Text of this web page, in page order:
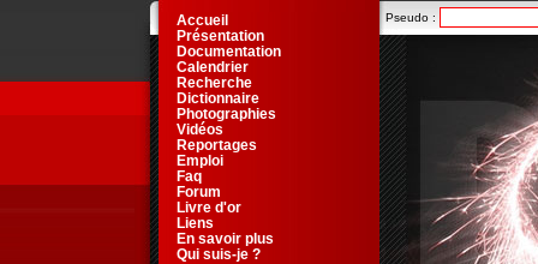
Pseudo :
Accueil
Présentation
Documentation
Calendrier
Recherche
Dictionnaire
Photographies
Vidéos
Reportages
Emploi
Faq
Forum
Livre d'or
Liens
En savoir plus
Qui suis-je ?